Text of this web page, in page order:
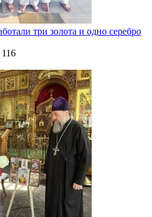
три золота и одно серебро
116